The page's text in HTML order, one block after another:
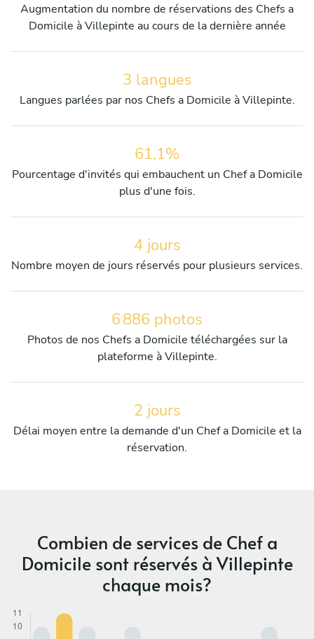
Augmentation du nombre de réservations des Chefs a
Domicile à Villepinte au cours de la dernière année
3 langues
Langues parlées par nos Chefs a Domicile à Villepinte.
61,1%
Pourcentage d'invités qui embauchent un Chef a Domicile
plus d'une fois.
4 jours
Nombre moyen de jours réservés pour plusieurs services.
6 886 photos
Photos de nos Chefs a Domicile téléchargées sur la
plateforme à Villepinte.
2 jours
Délai moyen entre la demande d'un Chef a Domicile et la
réservation.
Combien de services de Chef a
Domicile sont réservés à Villepinte
chaque mois?